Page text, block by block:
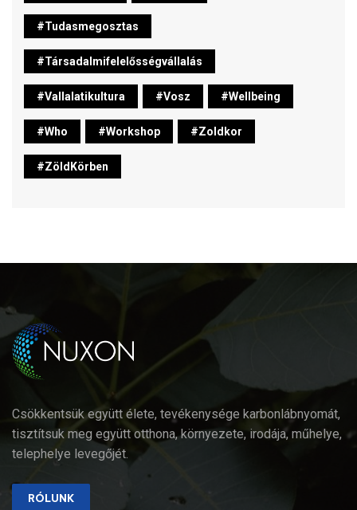
#tudasmegosztas
#társadalmifelelősségvállalás
#vallalatikultura #vosz #wellbeing
#who #workshop #zoldkor
#ZöldKörben
Csökkentsük együtt élete, tevékenysége karbonlábnyomát,
tisztítsuk meg együtt otthona, környezete, irodája, műhelye,
telephelye levegőjét.
RÓLUNK